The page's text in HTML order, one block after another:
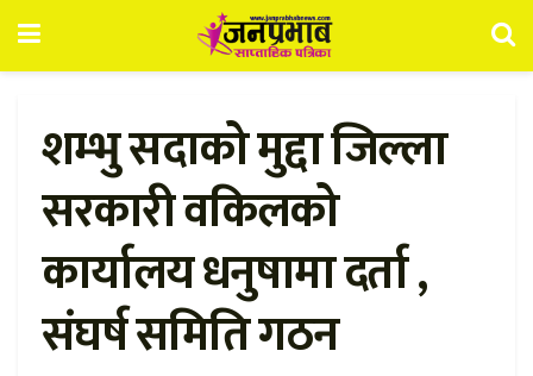
शम्भु सदाको मुद्दा जिल्ला
सरकारी वकिलको
कार्यालय धनुषामा दर्ता ,
संघर्ष समिति गठन